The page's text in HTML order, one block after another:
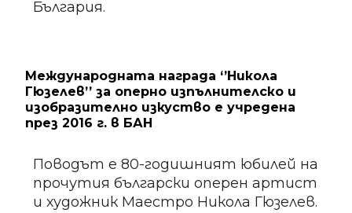
България.
Международната награда ‘’Никола
Гюзелев’’ за оперно изпълнителско и
изобразително изкуство e учредена
през 2016 г. в БАН
Поводът е 80-годишният юбилей на
прочутия български оперен артист
и художник Маестро Никола Гюзелев.